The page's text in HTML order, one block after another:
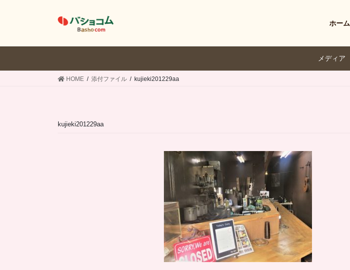
ホーム
メディア
HOME 添付ファイル kujieki201229aa
kujieki201229aa